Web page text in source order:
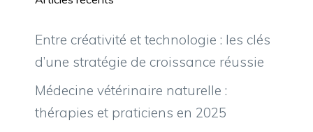
Entre créativité et technologie : les clés
d’une stratégie de croissance réussie
Médecine vétérinaire naturelle :
thérapies et praticiens en 2025